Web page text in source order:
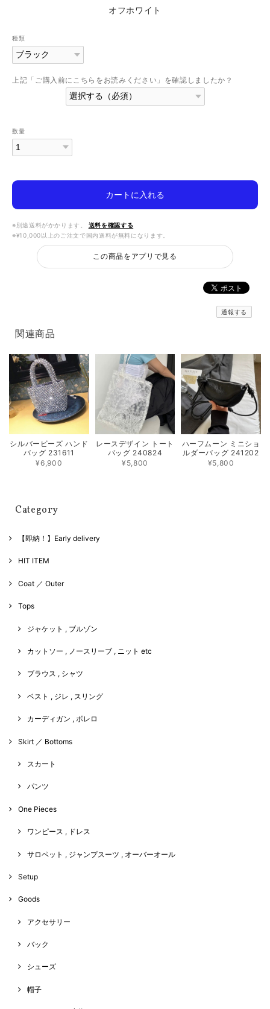
オフホワイト
種類
上記「ご購入前にこちらをお読みください」を確認しましたか？
数量
カートに入れる
※別途送料がかかります。
送料を確認する
※¥10,000以上のご注文で国内送料が無料になります。
この商品をアプリで見る
通報する
関連商品
シルバービーズ ハンド
バッグ 231611
¥6,900
レースデザイン トート
バッグ 240824
¥5,800
ハーフムーン ミニショ
ルダーバッグ 241202
¥5,800
Category
【即納！】Early delivery
HIT ITEM
Coat ／ Outer
Tops
ジャケット , ブルゾン
カットソー , ノースリーブ , ニット etc
ブラウス , シャツ
ベスト , ジレ , スリング
カーディガン , ボレロ
Skirt ／ Bottoms
スカート
パンツ
One Pieces
ワンピース , ドレス
サロペット , ジャンプスーツ , オーバーオール
Setup
Goods
アクセサリー
バック
シューズ
帽子